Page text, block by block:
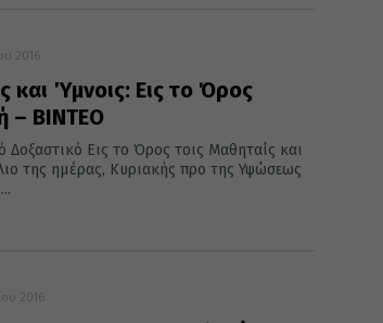
2016
και Ύμνοις: Εις το Όρος
– ΒΙΝΤΕΟ
Δοξαστικό Εις το Όρος τοις Μαθηταίς και
της ημέρας, Κυριακής προ της Υψώσεως
2016